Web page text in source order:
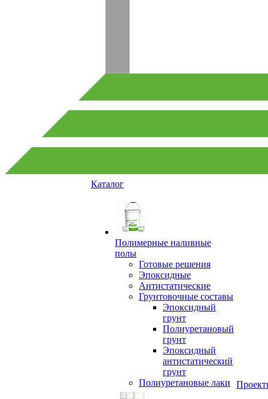
Каталог
Полимерные наливные
полы
Готовые решения
Эпоксидные
Антистатические
Грунтовочные составы
Эпоксидный
грунт
Полиуретановый
грунт
Эпоксидный
антистатический
грунт
Полиуретановые лаки